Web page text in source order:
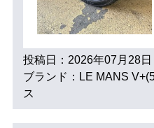
投稿日：2026年07月28日
ブランド：LE MANS
ス